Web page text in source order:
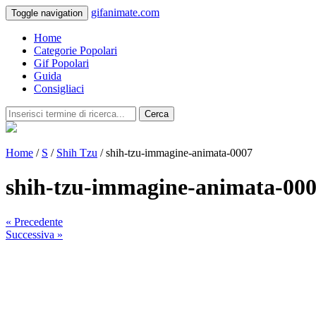
Toggle navigation gifanimate.com
Home
Categorie Popolari
Gif Popolari
Guida
Consigliaci
Cerca
Home / S / Shih Tzu / shih-tzu-immagine-animata-0007
shih-tzu-immagine-animata-
« Precedente
Successiva »